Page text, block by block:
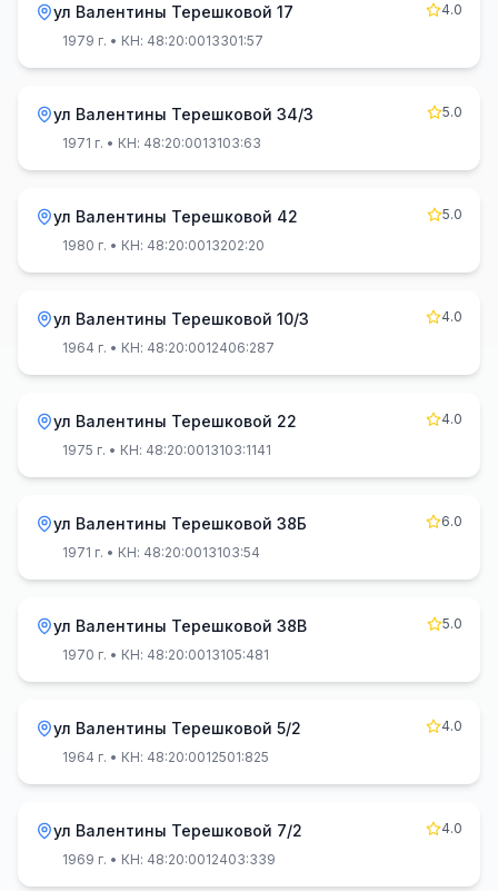
ул Валентины Терешковой 17
4.0
1979 г. • КН: 48:20:0013301:57
ул Валентины Терешковой 34/3
5.0
1971 г. • КН: 48:20:0013103:63
ул Валентины Терешковой 42
5.0
1980 г. • КН: 48:20:0013202:20
ул Валентины Терешковой 10/3
4.0
1964 г. • КН: 48:20:0012406:287
ул Валентины Терешковой 22
4.0
1975 г. • КН: 48:20:0013103:1141
ул Валентины Терешковой 38Б
6.0
1971 г. • КН: 48:20:0013103:54
ул Валентины Терешковой 38В
5.0
1970 г. • КН: 48:20:0013105:481
ул Валентины Терешковой 5/2
4.0
1964 г. • КН: 48:20:0012501:825
ул Валентины Терешковой 7/2
4.0
1969 г. • КН: 48:20:0012403:339